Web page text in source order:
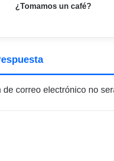
¿Tomamos un café?
de correo electrónico no